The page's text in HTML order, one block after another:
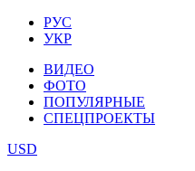
РУС
УКР
ВИДЕО
ФОТО
ПОПУЛЯРНЫЕ
СПЕЦПРОЕКТЫ
USD